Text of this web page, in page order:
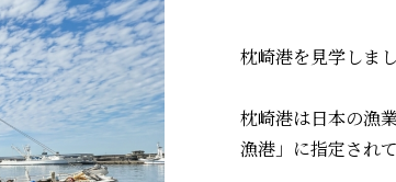
枕崎港を見学しま
枕崎港は日本の漁
漁港」に指定されて